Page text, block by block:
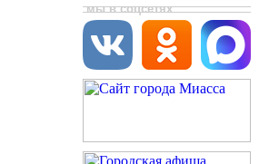
мы в соцсетях